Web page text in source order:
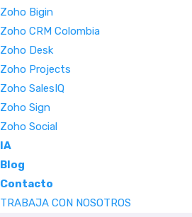
Zoho Bigin
Zoho CRM Colombia
Zoho Desk
Zoho Projects
Zoho SalesIQ
Zoho Sign
Zoho Social
IA
Blog
Contacto
TRABAJA CON NOSOTROS